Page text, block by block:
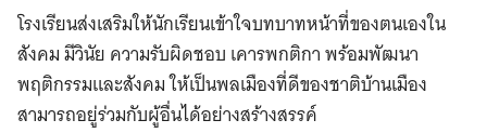
โรงเรียนส่งเสริมให้นักเรียนเข้าใจบทบาทหน้าที่ของตนเองใน
สังคม มีวินัย ความรับผิดชอบ เคารพกติกา พร้อมพัฒนา
พฤติกรรมและสังคม ให้เป็นพลเมืองที่ดีของชาติบ้านเมือง
สามารถอยู่ร่วมกับผู้อื่นได้อย่างสร้างสรรค์